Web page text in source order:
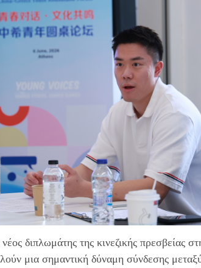
διπλωμάτης της κινεζικής πρεσβείας
μια σημαντική δύναμη σύνδεσης